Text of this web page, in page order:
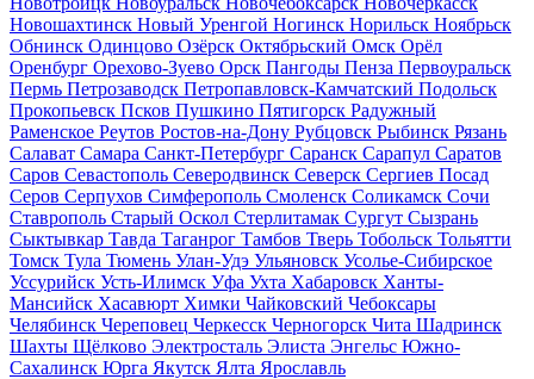
Новошахтинск Новый Уренгой Ногинск Норильск Ноябрьск
Обнинск Одинцово Озёрск Октябрьский Омск Орёл
Оренбург Орехово-Зуево Орск Пангоды Пенза Первоуральск
Пермь Петрозаводск Петропавловск-Камчатский Подольск
Прокопьевск Псков Пушкино Пятигорск Радужный
Раменское Реутов Ростов-на-Дону Рубцовск Рыбинск Рязань
Салават Самара Санкт-Петербург Саранск Сарапул Саратов
Саров Севастополь Северодвинск Северск Сергиев Посад
Серов Серпухов Симферополь Смоленск Соликамск Сочи
Ставрополь Старый Оскол Стерлитамак Сургут Сызрань
Сыктывкар Тавда Таганрог Тамбов Тверь Тобольск Тольятти
Томск Тула Тюмень Улан-Удэ Ульяновск Усолье-Сибирское
Уссурийск Усть-Илимск Уфа Ухта Хабаровск Ханты-
Мансийск Хасавюрт Химки Чайковский Чебоксары
Челябинск Череповец Черкесск Черногорск Чита Шадринск
Шахты Щёлково Электросталь Элиста Энгельс Южно-
Сахалинск Юрга Якутск Ялта Ярославль